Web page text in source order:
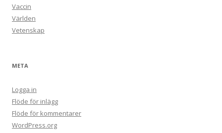
Vaccin
Världen
Vetenskap
META
Logga in
Flöde för inlägg
Flöde för kommentarer
WordPress.org